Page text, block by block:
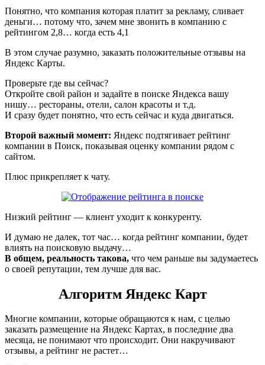
Понятно, что компания которая платит за рекламу, сливает
деньги… потому что, зачем мне звонить в компанию с
рейтингом 2,8… когда есть 4,1
В этом случае разумно, заказать положительные отзывы на
Яндекс Карты.
Проверьте где вы сейчас?
Откройте свой район и задайте в поиске Яндекса вашу
нишу… рестораны, отели, салон красоты и т.д.
И сразу будет понятно, что есть сейчас и куда двигаться.
Второй важный момент: Яндекс подтягивает рейтинг
компании в Поиск, показывая оценку компании рядом с
сайтом.
Плюс прикрепляет к чату.
Низкий рейтинг — клиент уходит к конкуренту.
И думаю не далек, тот час… когда рейтинг компании, будет
влиять на поисковую выдачу…
В общем, реальность такова, что чем раньше вы задумаетесь
о своей репутации, тем лучше для вас.
Алгоритм Яндекс Карт
Многие компании, которые обращаются к нам, с целью
заказать размещение на Яндекс Картах, в последние два
месяца, не понимают что происходит. Они накручивают
отзывы, а рейтинг не растет…